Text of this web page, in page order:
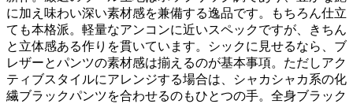
に加え味わい深い素材感を兼備する逸品です。もちろん仕立
ても本格派。軽量なアンコンに近いスペックですが、きちん
と立体感ある作りを貫いています。シックに見せるなら、ブ
レザーとパンツの素材感は揃えるのが基本事項。ただしアク
ティブスタイルにアレンジする場合は、シャカシャカ系の化
繊ブラックパンツを合わせるのもひとつの手。全身ブラック